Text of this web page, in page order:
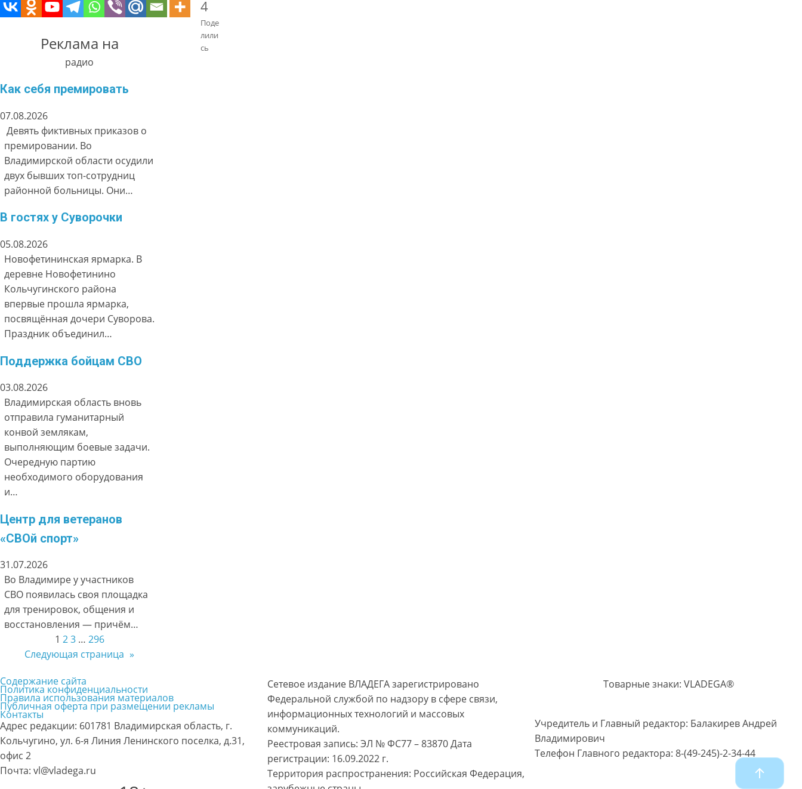
4
Поде
лили
сь
Реклама на
радио
Как себя премировать
07.08.2026
Девять фиктивных приказов о
премировании. Во
Владимирской области осудили
двух бывших топ-сотрудниц
районной больницы. Они…
В гостях у Суворочки
05.08.2026
Новофетининская ярмарка. В
деревне Новофетинино
Кольчугинского района
впервые прошла ярмарка,
посвящённая дочери Суворова.
Праздник объединил…
Поддержка бойцам СВО
03.08.2026
Владимирская область вновь
отправила гуманитарный
конвой землякам,
выполняющим боевые задачи.
Очередную партию
необходимого оборудования
и…
Центр для ветеранов
«СВОй спорт»
31.07.2026
Во Владимире у участников
СВО появилась своя площадка
для тренировок, общения и
восстановления — причём…
1 23 … 296
Следующая страница »
Содержание сайта
Политика конфиденциальности
Правила использования материалов
Публичная оферта при размещении рекламы
Контакты
Адрес редакции: 601781 Владимирская область, г.
Кольчугино, ул. 6-я Линия Ленинского поселка, д.31,
офис 2
Почта: vl@vladega.ru
Сетевое издание ВЛАДЕГА зарегистрировано
Федеральной службой по надзору в сфере связи,
информационных технологий и массовых
коммуникаций.
Реестровая запись: ЭЛ № ФС77 – 83870 Дата
регистрации: 16.09.2022 г.
Территория распространения: Российская Федерация,
Товарные знаки: VLADEGA®
Учредитель и Главный редактор: Балакирев Андрей
Владимирович
Телефон Главного редактора: 8-(49-245)-2-34-44